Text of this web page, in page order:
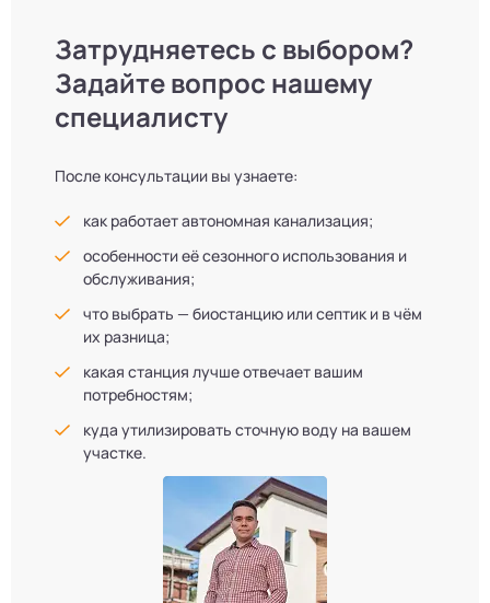
Затрудняетесь с выбором?
Задайте вопрос нашему
специалисту
После консультации вы узнаете:
как работает автономная канализация;
особенности её сезонного использования и
обслуживания;
что выбрать — биостанцию или септик и в чём
их разница;
какая станция лучше отвечает вашим
потребностям;
куда утилизировать сточную воду на вашем
участке.